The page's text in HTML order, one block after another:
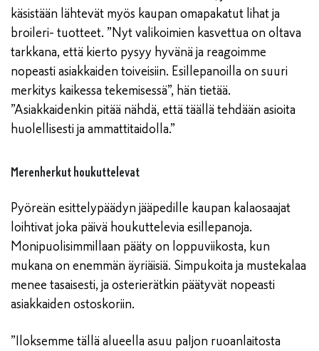
käsistään lähtevät myös kaupan omapakatut lihat ja
broileri- tuotteet. ”Nyt valikoimien kasvettua on oltava
tarkkana, että kierto pysyy hyvänä ja reagoimme
nopeasti asiakkaiden toiveisiin. Esillepanoilla on suuri
merkitys kaikessa tekemisessä”, hän tietää.
”Asiakkaidenkin pitää nähdä, että täällä tehdään asioita
huolellisesti ja ammattitaidolla.”
Merenherkut houkuttelevat
Pyöreän esittelypäädyn jääpedille kaupan kalaosaajat
loihtivat joka päivä houkuttelevia esillepanoja.
Monipuolisimmillaan pääty on loppuviikosta, kun
mukana on enemmän äyriäisiä. Simpukoita ja mustekalaa
menee tasaisesti, ja osterierätkin päätyvät nopeasti
asiakkaiden ostoskoriin.
”Iloksemme tällä alueella asuu paljon ruoanlaitosta